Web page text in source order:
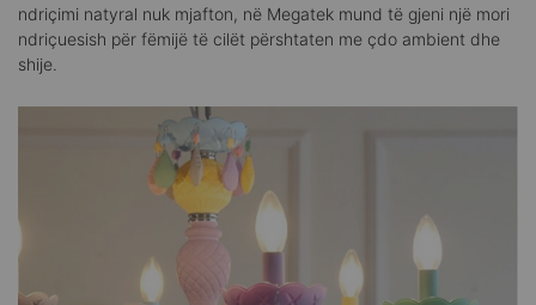
ndriçimi natyral nuk mjafton, në Megatek mund të gjeni një mori
ndriçuesish për fëmijë të cilët përshtaten me çdo ambient dhe
shije.